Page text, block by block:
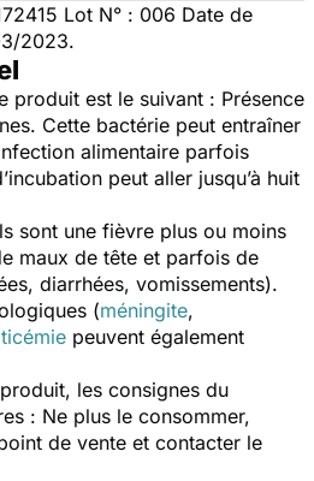
Lot N° : 006 Date de
2023.
produit est le suivant : Présence
Cette bactérie peut entraîner
alimentaire parfois
peut aller jusqu’à huit
sont une fièvre plus ou moins
maux de tête et parfois de
diarrhées, vomissements).
(méningite,
peuvent également
les consignes du
: Ne plus le consommer,
de vente et contacter le